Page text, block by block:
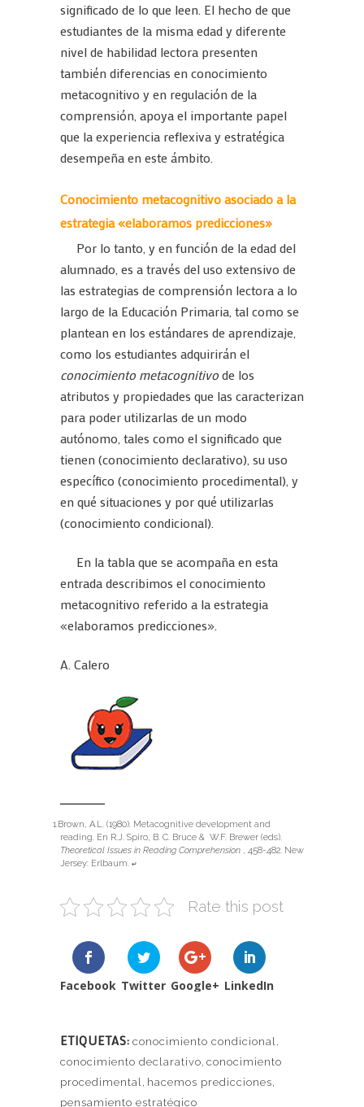
significado de lo que leen. El hecho de que
estudiantes de la misma edad y diferente
nivel de habilidad lectora presenten
también diferencias en conocimiento
metacognitivo y en regulación de la
comprensión, apoya el importante papel
que la experiencia reflexiva y estratégica
desempeña en este ámbito.
Conocimiento metacognitivo asociado a la
estrategia «elaboramos predicciones»
Por lo tanto, y en función de la edad del
alumnado, es a través del uso extensivo de
las estrategias de comprensión lectora a lo
largo de la Educación Primaria, tal como se
plantean en los estándares de aprendizaje,
como los estudiantes adquirirán el
conocimiento metacognitivode los
atributos y propiedades que las caracterizan
para poder utilizarlas de un modo
autónomo, tales como el significado que
tienen (conocimiento declarativo), su uso
específico (conocimiento procedimental), y
en qué situaciones y por qué utilizarlas
(conocimiento condicional).
En la tabla que se acompaña en esta
entrada describimos el conocimiento
metacognitivo referido a la estrategia
«elaboramos predicciones».
A. Calero
Brown, A.L. (1980). Metacognitive development and
reading. En R.J. Spiro, B. C. Bruce & W.F. Brewer (eds).
Theoretical Issues in Reading Comprehension , 458-482. New
Jersey: Erlbaum. ↵
Rate this post
Facebook Twitter Google+ LinkedIn
ETIQUETAS: conocimiento condicional,
conocimiento declarativo, conocimiento
procedimental, hacemos predicciones,
pensamiento estratégico